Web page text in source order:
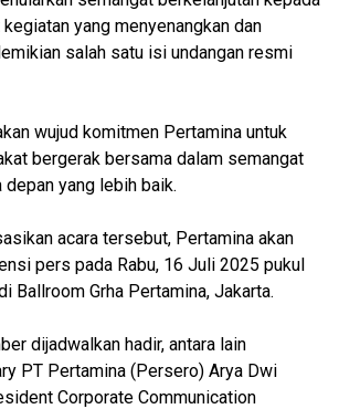
yang menyenangkan dan
salah satu isi undangan resmi
wujud komitmen Pertamina untuk
bergerak bersama dalam semangat
yang lebih baik.
acara tersebut, Pertamina akan
pers pada Rabu, 16 Juli 2025 pukul
Ballroom Grha Pertamina, Jakarta.
dijadwalkan hadir, antara lain
PT Pertamina (Persero) Arya Dwi
Corporate Communication